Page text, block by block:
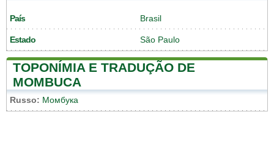
País Brasil
Estado São Paulo
TOPONÍMIA E TRADUÇÃO DE
MOMBUCA
Russo: Момбука